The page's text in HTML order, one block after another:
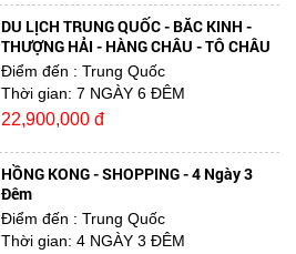
DU LỊCH TRUNG QUỐC - BẮC KINH -
THƯỢNG HẢI - HÀNG CHÂU - TÔ CHÂU
Điểm đến : Trung Quốc
Thời gian: 7 NGÀY 6 ĐÊM
22,900,000 đ
HỒNG KONG - SHOPPING - 4 Ngày 3
Đêm
Điểm đến : Trung Quốc
Thời gian: 4 NGÀY 3 ĐÊM